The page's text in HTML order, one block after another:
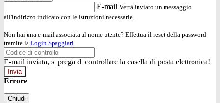
E-mail Verrà inviato un messaggio
all'indirizzo indicato con le istruzioni necessarie.
Non hai una e-mail associata al nome utente? Effettua il reset della password
tramite la Login Spaggiari
E-mail inviata, si prega di controllare la casella di posta elettronica!
Errore
Chiudi